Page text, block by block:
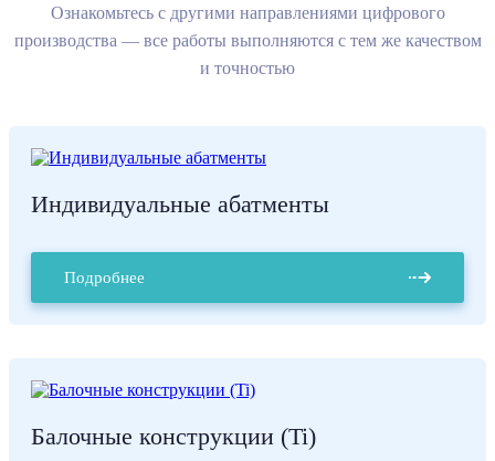
Ознакомьтесь с другими направлениями цифрового
производства — все работы выполняются с тем же качеством
и точностью
Индивидуальные абатменты
Подробнее
Балочные конструкции (Ti)